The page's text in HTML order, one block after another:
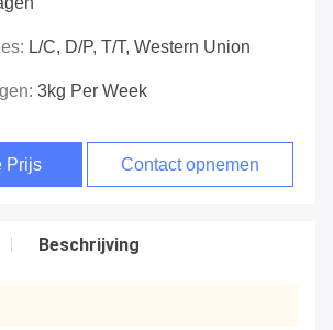
L/C, D/P, T/T, Western Union
3kg Per Week
Prijs Contact opnemen
Beschrijving